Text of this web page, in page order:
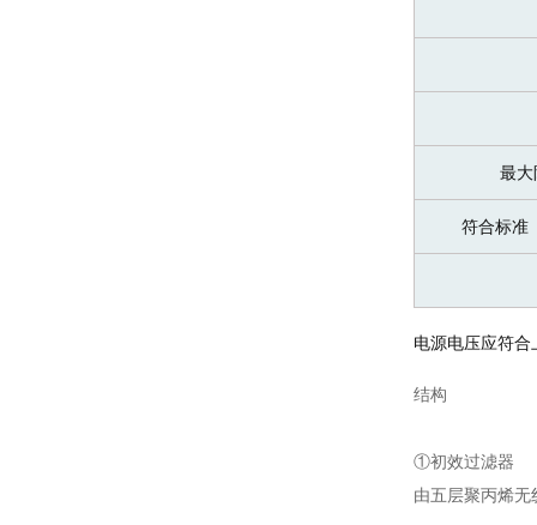
最大
符合标准
电源电压应符
结构
①初效过滤器
由五层聚丙烯